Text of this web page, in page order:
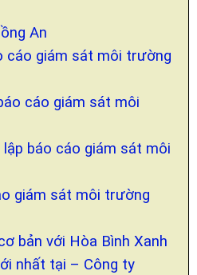
An
cáo giám sát môi trường
cáo giám sát môi
báo cáo giám sát môi
giám sát môi trường
bản với Hòa Bình Xanh
nhất tại – Công ty